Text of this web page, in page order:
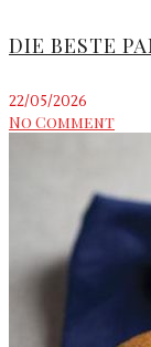
DIE BESTE
22/05/2026
No Comment